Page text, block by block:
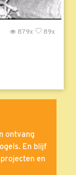
89x
879x
ontvang
En blijf
en